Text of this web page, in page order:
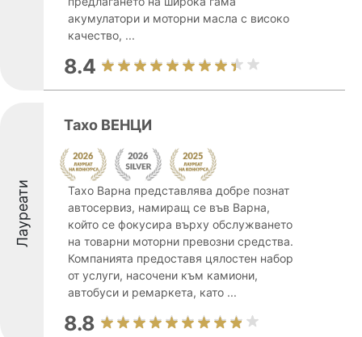
акумулатори и моторни масла с високо
качество, ...
8.4
Лауреати
Тахо ВЕНЦИ
Тахо Варна представлява добре познат
автосервиз, намиращ се във Варна,
който се фокусира върху обслужването
на товарни моторни превозни средства.
Компанията предоставя цялостен набор
от услуги, насочени към камиони,
автобуси и ремаркета, като ...
8.8